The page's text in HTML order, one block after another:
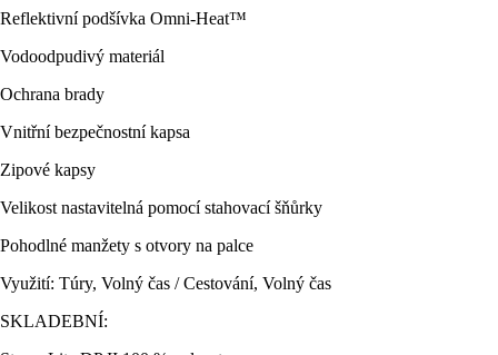
Reflektivní podšívka Omni-Heat™
Vodoodpudivý materiál
Ochrana brady
Vnitřní bezpečnostní kapsa
Zipové kapsy
Velikost nastavitelná pomocí stahovací šňůrky
Pohodlné manžety s otvory na palce
Využití: Túry, Volný čas / Cestování, Volný čas
SKLADEBNÍ: